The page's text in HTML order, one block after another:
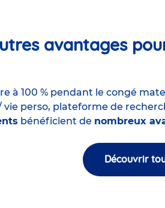
avantages
à 100 % pendant le congé
vie perso, plateforme de
bénéficient de nombreux
Découvrir